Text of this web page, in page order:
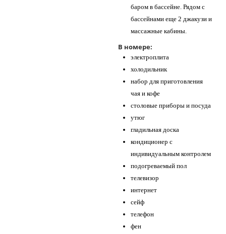
баром в бассейне. Рядом с
бассейнами еще 2 джакузи и
массажные кабины.
В номере:
электроплита
холодильник
набор для приготовления
чая и кофе
столовые приборы и посуда
утюг
гладильная доска
кондиционер с
индивидуальным контролем
подогреваемый пол
телевизор
интернет
сейф
телефон
фен